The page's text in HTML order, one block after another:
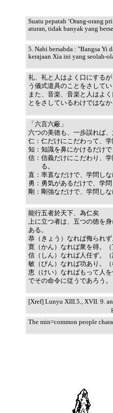
Suatu pepatah ‘Orang-orang
aturan, tidak banyak yang
5. Nabi bersabda : "Bangsa Yi
kerajaan Xia ini yang seolah-
礼、礼と人はよく口にする
う儀式道具のことをさしてい
また、音楽、音楽と人はよ
とをさしているわけではなか
「六言六蔽」
六つの美徳も、一歩誤れば
仁：仁だけにこだわって、
知：知識を鼻にかけるだけ
信：信義だけにこだわり、
る。
直：率直なだけで、学問し
勇：勇気があるだけで、学
剛：剛強なだけで、学問し
能行五者於天下、為仁矣
上に立つ者は、五つの徳を
ある。
恭（きょう）なれば侮られ
寛（かん）なれば衆を得。
信（しん）なれば人任ず。
敏（びん）なれば功あり。
恵（けい）なればもって人
でその命令に従うであろう。
[Xref] Lunyu XIII.5., XVII. 9.
The min=common people